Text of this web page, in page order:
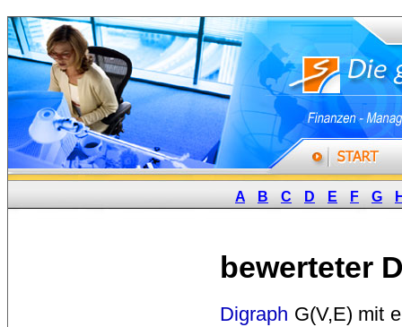
A B C D E F G
bewerteter
Digraph G(V,E) mit